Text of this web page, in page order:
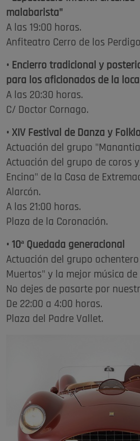
malabarista"
A las 19:00 horas.
Anfiteatro Cerro de los
• Encierro tradicional y
para los aficionados de la
A las 20:30 horas.
C/ Doctor Cornago.
• XIV Festival de Danza y
Actuación del grupo
Actuación del grupo de coros y
Encina" de la Casa de
Alarcón.
A las 21:00 horas.
Plaza de la Coronación.
• 10ª Quedada generacional
Actuación del grupo ochentero
Muertos" y la mejor música
No dejes de pasarte por
De 22:00 a 4:00 horas.
Plaza del Padre Vallet.